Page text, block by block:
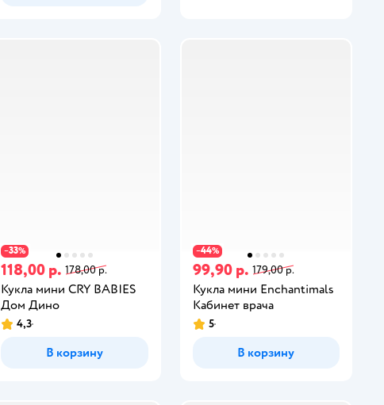
−33%
118,00 р. 178,00 р.
Кукла мини CRY BABIES
Дом Дино
4,3
В корзину
−44%
99,90 р. 179,00 р.
Кукла мини Enchantimals
Кабинет врача
5
В корзину